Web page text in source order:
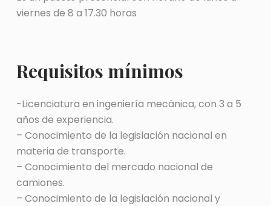
viernes de 8 a 17.30 horas
Requisitos mínimos
-Licenciatura en ingeniería mecánica, con 3 a 5
años de experiencia.
– Conocimiento de la legislación nacional en
materia de transporte.
– Conocimiento del mercado nacional de
camiones.
– Conocimiento de la legislación nacional y